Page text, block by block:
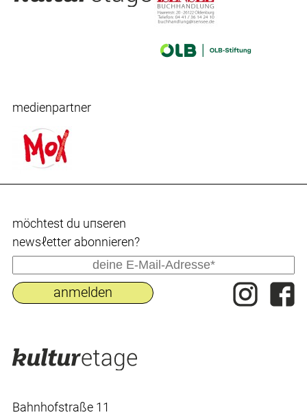
medienpartner
Bahnhofstraße 11
möchtest du uпseren
newsℓetter abonnieren?